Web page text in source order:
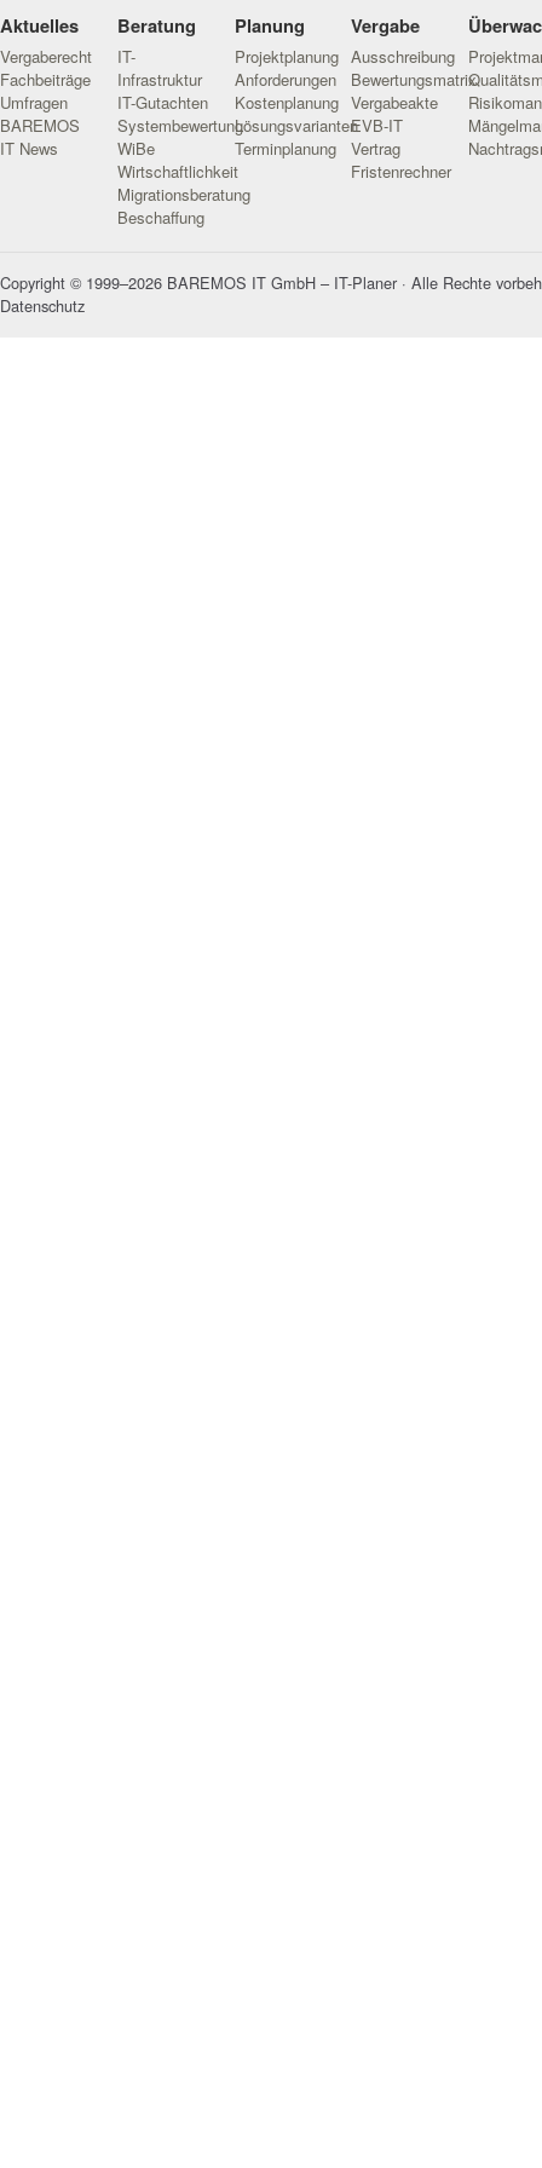
Systeme
und
Produkte
das
Ende …
Aktuelles
Vergaberecht
Fachbeiträge
Umfragen
BAREMOS
IT News
Beratung
IT-
Infrastruktur
IT-Gutachten
Systembewertung
WiBe
Wirtschaftlichkeit
Migrationsberatung
Beschaffung
Planung
Projektplanung
Anforderungen
Kostenplanung
Lösungsvarianten
Terminplanung
Vergabe
Ausschreibung
Bewertungsmatrix
Vergabeakte
EVB-IT
Vertrag
Fristenrechner
Copyright © 1999–2026 BAREMOS IT GmbH – IT-Planer · Alle Rechte
Datenschutz